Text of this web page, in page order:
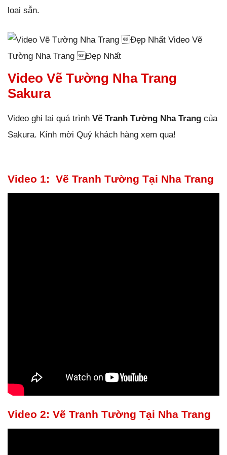
loại sẵn.
Video Vẽ
Tường Nha Trang Đẹp Nhất
Video Vẽ Tường Nha Trang
Sakura
Video ghi lại quá trình Vẽ Tranh Tường Nha Trang của
Sakura. Kính mời Quý khách hàng xem qua!
Video 1: Vẽ Tranh Tường Tại Nha Trang
Video 2: Vẽ Tranh Tường Tại Nha Trang